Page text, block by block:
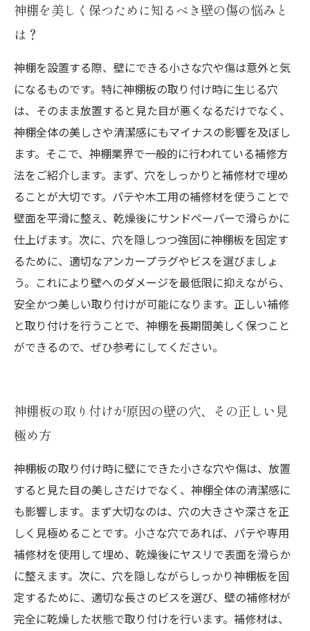
隠す補修テクニック
完全ガイド
補修しないとどうなる？壁の穴が神棚に与える
影響とは
神棚設置後も安心！傷や穴を防ぐ日常メンテナ
ンスのポイント
神棚を美しく保つために知るべき壁の傷の悩みと
は？
神棚を設置する際、壁にできる小さな穴や傷は意外と気
になるものです。特に神棚板の取り付け時に生じる穴
は、そのまま放置すると見た目が悪くなるだけでなく、
神棚全体の美しさや清潔感にもマイナスの影響を及ぼし
ます。そこで、神棚業界で一般的に行われている補修方
法をご紹介します。まず、穴をしっかりと補修材で埋め
ることが大切です。パテや木工用の補修材を使うことで
壁面を平滑に整え、乾燥後にサンドペーパーで滑らかに
仕上げます。次に、穴を隠しつつ強固に神棚板を固定す
るために、適切なアンカープラグやビスを選びましょ
う。これにより壁へのダメージを最低限に抑えながら、
安全かつ美しい取り付けが可能になります。正しい補修
と取り付けを行うことで、神棚を長期間美しく保つこと
ができるので、ぜひ参考にしてください。
神棚板の取り付けが原因の壁の穴、その正しい見
極め方
神棚板の取り付け時に壁にできた小さな穴や傷は、放置
すると見た目の美しさだけでなく、神棚全体の清潔感に
も影響します。まず大切なのは、穴の大きさや深さを正
しく見極めることです。小さな穴であれば、パテや専用
補修材を使用して埋め、乾燥後にヤスリで表面を滑らか
に整えます。次に、穴を隠しながらしっかり神棚板を固
定するために、適切な長さのビスを選び、壁の補修材が
完全に乾燥した状態で取り付けを行います。補修材は、